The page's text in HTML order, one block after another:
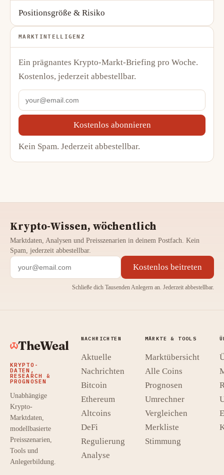
Positionsgröße & Risiko
MARKTINTELLIGENZ
Ein prägnantes Krypto-Markt-Briefing pro Woche.
Kostenlos, jederzeit abbestellbar.
Kostenlos abonnieren
Kein Spam. Jederzeit abbestellbar.
Krypto-Wissen, wöchentlich
Marktdaten, Analysen und Preisszenarien in deinem Postfach. Kein
Spam, jederzeit abbestellbar.
Kostenlos beitreten
Schließe dich Tausenden Anlegern an. Jederzeit abbestellbar.
TheWeal
KRYPTO-
DATEN,
RESEARCH &
PROGNOSEN
Unabhängige
Krypto-
Marktdaten,
modellbasierte
Preisszenarien,
Tools und
Anlegerbildung.
NACHRICHTEN
Aktuelle
Nachrichten
Bitcoin
Ethereum
Altcoins
DeFi
Regulierung
Analyse
MÄRKTE & TOOLS
Marktübersicht
Alle Coins
Prognosen
Umrechner
Vergleichen
Merkliste
Stimmung